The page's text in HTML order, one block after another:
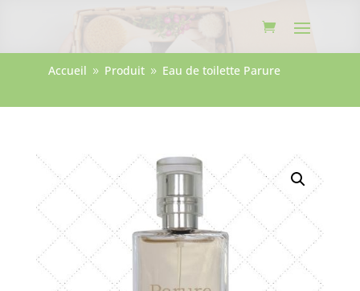
Accueil 9 Produit 9 Eau de toilette Parure